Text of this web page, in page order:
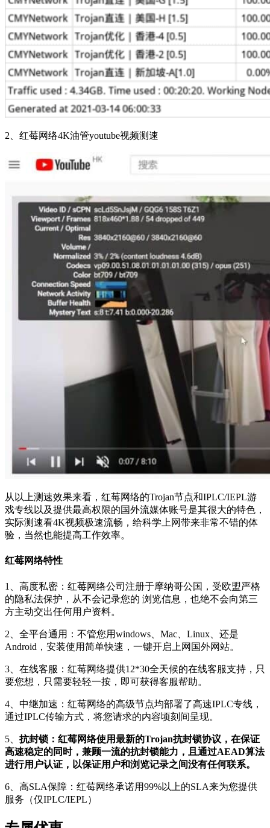
2、红莓网络4K油管youtube视频测速
从以上测速效果来看，红莓网络的Trojan节点和IPLC/IEPL游
戏专线以及提供最高权限的国外流媒体账号是其很大的特色，
实际测速看4K视频极速流畅，给科学上网带来非常不错的体
验，当然也能提高工作效率。
红莓网络特性
1、高度私密：红莓网络公司注册于摩纳哥公国，受欧盟严格
的隐私法保护，从不会记录您的 浏览信息，也绝不会向第三
方主动交出任何用户资料。
2、全平台通用：不管您用windows、Mac、Linux、还是
Android，安装使用简单快速，一键开启上网国外网站。
3、在线客服：红莓网络提供12*30全天候的在线客服支持，只
要您想，只需要轻轻一按，即可获得客服帮助。
4、中继加速：红莓网络的高级节点均部署了高速IPLC专线，
通过IPLC传输方式，将您请求的内容顷刻间呈现。
5、 抗封锁：红莓网络使用最新的Trojan抗封锁协议，在保证
高速稳定的同时，兼顾一流的抗封锁能力，且通过AEAD算法
进行用户认证，以保证用户和浏览记录之间没有任何联系。
6、高SLA保障：红莓网络承诺用99%以上的SLA来为您提供
服务（仅IPLC/IEPL）